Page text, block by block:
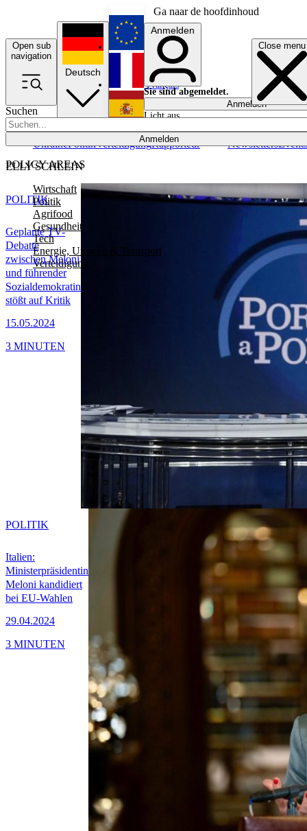
Ga naar de hoofdinhoud
Open sub
navigation
Close menu
Suchen
Anmelden
POLICY AREAS
Wirtschaft
Politik
Agrifood
Gesundheit
Tech
Energie, Umwelt & Transport
Verteidigung
UkrainePolitikVerteidigungRapporteur NewslettersEvents
Deutsch
English
Français
Anmelden
Sie sind abgemeldet.
Anmelden
Licht aus
ELLY SCHLEIN
Geplante TV-
Debatte
zwischen Meloni
und führender
Sozialdemokratin
stößt auf Kritik
15.05.2024
POLITIK
3 MINUTEN
Italien:
Ministerpräsidentin
Meloni kandidiert
bei EU-Wahlen
29.04.2024
POLITIK
3 MINUTEN